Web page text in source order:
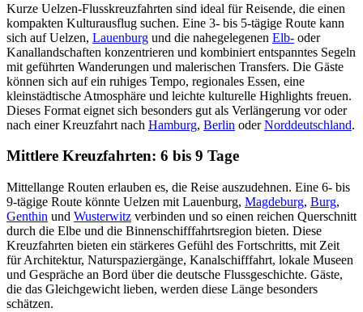
Kurze Uelzen-Flusskreuzfahrten sind ideal für Reisende, die einen
kompakten Kulturausflug suchen. Eine 3- bis 5-tägige Route kann
sich auf Uelzen, Lauenburg und die nahegelegenen Elb- oder
Kanallandschaften konzentrieren und kombiniert entspanntes Segeln
mit geführten Wanderungen und malerischen Transfers. Die Gäste
können sich auf ein ruhiges Tempo, regionales Essen, eine
kleinstädtische Atmosphäre und leichte kulturelle Highlights freuen.
Dieses Format eignet sich besonders gut als Verlängerung vor oder
nach einer Kreuzfahrt nach Hamburg, Berlin oderNorddeutschland.
Mittlere Kreuzfahrten: 6 bis 9 Tage
Mittellange Routen erlauben es, die Reise auszudehnen. Eine 6- bis
9-tägige Route könnte Uelzen mit Lauenburg, Magdeburg, Burg,
Genthin und Wusterwitz verbinden und so einen reichen Querschnitt
durch die Elbe und die Binnenschifffahrtsregion bieten. Diese
Kreuzfahrten bieten ein stärkeres Gefühl des Fortschritts, mit Zeit
für Architektur, Naturspaziergänge, Kanalschifffahrt, lokale Museen
und Gespräche an Bord über die deutsche Flussgeschichte. Gäste,
die das Gleichgewicht lieben, werden diese Länge besonders
schätzen.